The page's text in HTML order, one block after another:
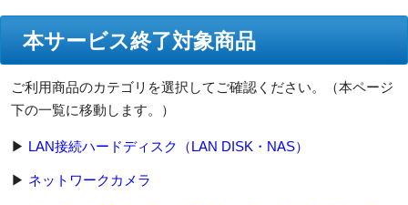
本サービス終了対象商品
ご利用商品のカテゴリを選択してご確認ください。（本ページ
下の一覧に移動します。）
▶ LAN接続ハードディスク（LAN DISK・NAS）
▶ ネットワークカメラ